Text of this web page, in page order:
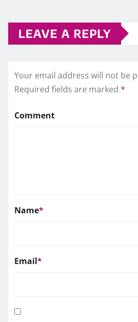
LEAVE A REPLY
Your email address will not be
Required fields are marked *
Comment
Name*
Email*